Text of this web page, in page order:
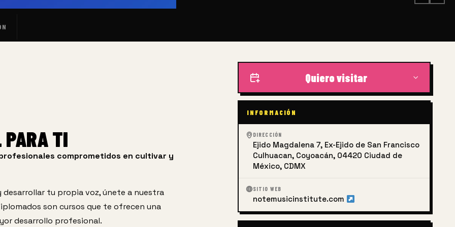
PARA TI
comprometidos en cultivar y
tu propia voz, únete a nuestra
son cursos que te ofrecen una
desarrollo profesional.
Quiero visitar
INFORMACIÓN
DIRECCIÓN
Ejido Magdalena 7, Ex-Ejido de San Francisco
Culhuacan, Coyoacán, 04420 Ciudad de
México, CDMX
SITIO WEB
notemusicinstitute.com